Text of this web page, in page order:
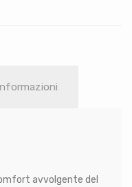
avvolgente del